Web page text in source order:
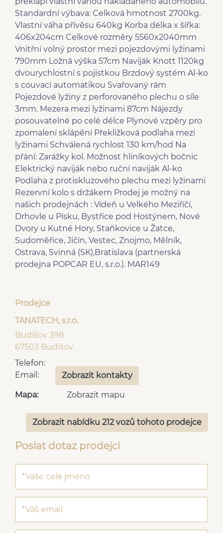
Standardní výbava: Celková hmotnost 2700kg.
Vlastní váha přívěsu 640kg Korba délka x šířka:
406x204cm Celkové rozměry 5560x2040mm
Vnitřní volný prostor mezi pojezdovými lyžinami
790mm Ložná výška 57cm Naviják Knott 1120kg
dvourychlostní s pojistkou Brzdový systém Al-ko
s couvací automatikou Svařovaný rám
Pojezdové lyžiny z perforovaného plechu o síle
3mm. Mezera mezi lyžinami 87cm Nájezdy
posouvatelné po celé délce Plynové vzpěry pro
zpomalení sklápění Překližková podlaha mezi
lyžinami Schválená rychlost 130 km/hod Na
přání: Zarážky kol. Možnost hliníkových bočnic
Elektrický naviják nebo ruční naviják Al-ko
Podlaha z protiskluzového plechu mezi lyžinami
Rezervní kolo s držákem Prodej je možný na
našich prodejnách : Vídeň u Velkého Meziříčí,
Drhovle u Písku, Bystřice pod Hostýnem, Nové
Dvory u Kutné Hory, Staňkovice u Žatce,
Sudoměřice, Jičín, Vestec, Znojmo, Mělník,
Ostrava, Svinná (SK),Bratislava (partnerská
prodejna POPCAR EU, s.r.o.). MAR149
Prodejce
TANATECH, s.r.o.
Budišov 398
67503 Budišov
Telefon:
Email:
Zobrazit kontakty
Mapa: Zobrazit mapu
Zobrazit nabídku 212 vozů tohoto prodejce
Poslat dotaz prodejci